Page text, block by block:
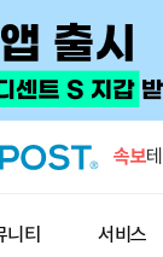
속보
니티 서비스